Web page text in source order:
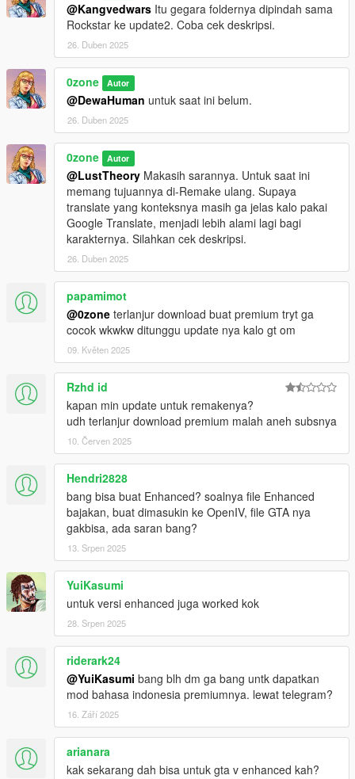
Karena GTA V sering
itu adalah file"global.gtx". Sebab file itu merupakan file
di mana hampir semua, termasuk teks untuk
danGTA Onlineberada. Jadi khusus file itu, harus
dikerjain ulang setiap GTA V
Credits
Google
Untuk menerjemahkan dan mencari tau konteks dari
kosakata yang jarang ditemui.
IrsyadYANGASLI
Kami telah memperbaiki dan melanjutkan mod
buatannya.
oreki48
Terima kasih atas file
RazgrizCM
Terima kasih atas fileglobal.gtxterbarunya.
DedeLuna
Terima kasih karena telah membantu pengerjaan mod
ini..
Techno GaGaP
Karena telah menjadi salah satureviewer
YouTube.
Ngoprek Tech
Karena telah membuatkanvideo tutorialcarainstalmod
ini di
YouTube.
Orang-Orang Dermawan yang Sudah Memberi Dukungan:
Agam Zhulian / Wa Daw
MARKICABS
Ade Rahman Arif
Luchfier
Dozzy Store
Les Visentibus
Its Me Sweet
Indragaskan
dKunciR
Zetrix514
Muhammad Fikri Jamil
Ari Purnama
pras
Sholah Udin
Asep Rizky
@Kangvedwars Itu gegara foldernya dipindah sama
Rockstar ke update2. Coba cek deskripsi.
26. Duben 2025
0zone Autor
@DewaHuman untuk saat ini belum.
26. Duben 2025
0zone Autor
@LustTheory Makasih sarannya. Untuk saat ini
memang tujuannya di-Remake ulang. Supaya
translate yang konteksnya masih ga jelas kalo pakai
Google Translate, menjadi lebih alami lagi bagi
karakternya. Silahkan cek deskripsi.
26. Duben 2025
papamimot
@0zone terlanjur download buat premium tryt ga
cocok wkwkw ditunggu update nya kalo gt om
09. Květen 2025
Rzhd id
kapan min update untuk remakenya?
udh terlanjur download premium malah aneh subsnya
10. Červen 2025
Hendri2828
bang bisa buat Enhanced? soalnya file Enhanced
bajakan, buat dimasukin ke OpenIV, file GTA nya
gakbisa, ada saran bang?
13. Srpen 2025
YuiKasumi
untuk versi enhanced juga worked kok
28. Srpen 2025
riderark24
@YuiKasumi bang blh dm ga bang untk dapatkan
mod bahasa indonesia premiumnya. lewat telegram?
16. Září 2025
arianara
kak sekarang dah bisa untuk gta v enhanced kah?